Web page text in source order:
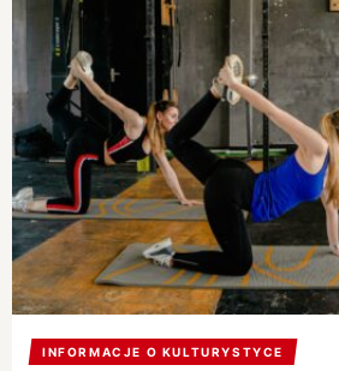
INFORMACJE O KULTURYSTYCE